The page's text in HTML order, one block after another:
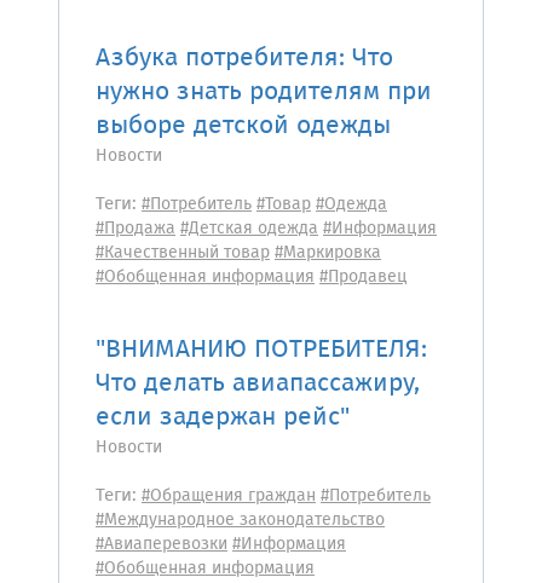
Азбука потребителя: Что
нужно знать родителям при
выборе детской одежды
Новости
Теги: #Потребитель#Товар#Одежда
#Продажа#Детская одежда#Информация
#Качественный товар#Маркировка
#Обобщенная информация#Продавец
"ВНИМАНИЮ ПОТРЕБИТЕЛЯ:
Что делать авиапассажиру,
если задержан рейс"
Новости
Теги: #Обращения граждан#Потребитель
#Международное законодательство
#Авиаперевозки#Информация
#Обобщенная информация